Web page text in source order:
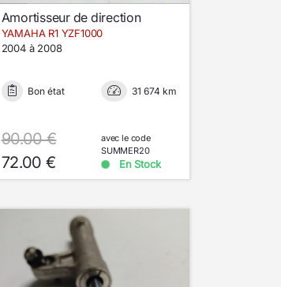
Amortisseur de direction
YAMAHA R1 YZF1000
2004 à 2008
Bon état 31 674 km
90.00 €
72.00 €
avec le code
SUMMER20
En Stock